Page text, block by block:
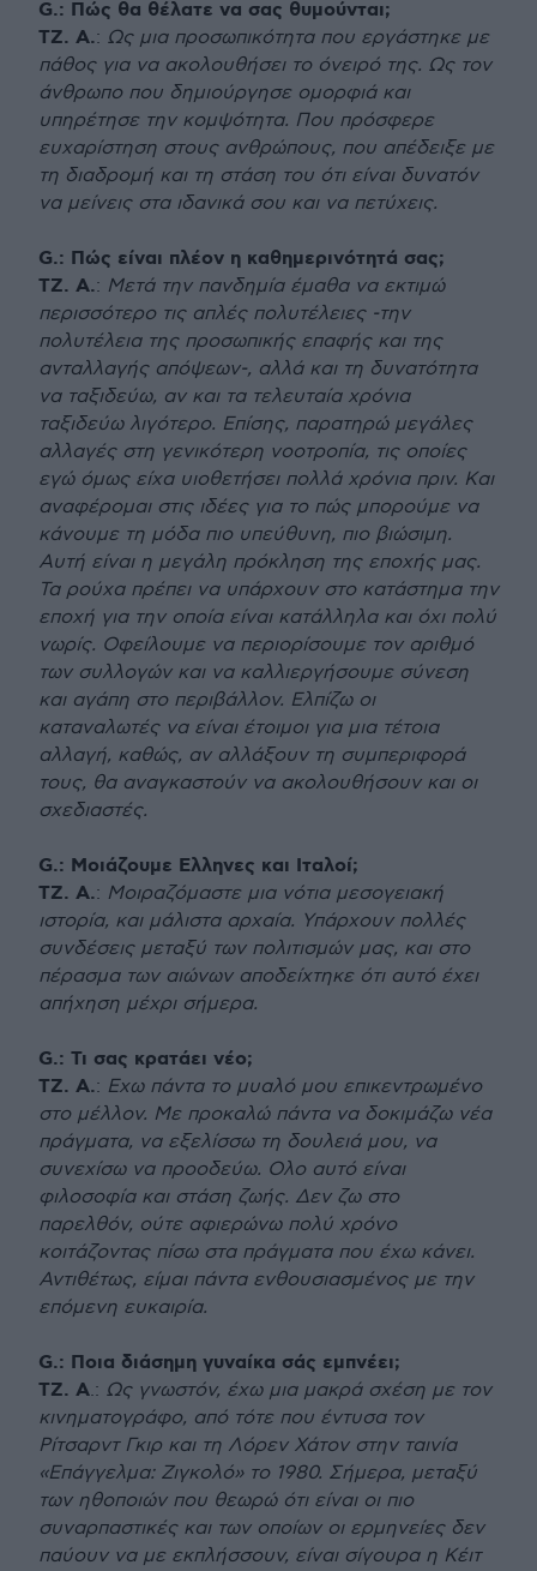
G.: Πώς θα θέλατε να σας θυμούνται;
ΤΖ. Α.: Ως μια προσωπικότητα που εργάστηκε με
πάθος για να ακολουθήσει το όνειρό της. Ως τον
άνθρωπο που δημιούργησε ομορφιά και
υπηρέτησε την κομψότητα. Που πρόσφερε
ευχαρίστηση στους ανθρώπους, που απέδειξε με
τη διαδρομή και τη στάση του ότι είναι δυνατόν
να μείνεις στα ιδανικά σου και να πετύχεις.
G.: Πώς είναι πλέον η καθημερινότητά σας;
ΤΖ. Α.: Μετά την πανδημία έμαθα να εκτιμώ
περισσότερο τις απλές πολυτέλειες -την
πολυτέλεια της προσωπικής επαφής και της
ανταλλαγής απόψεων-, αλλά και τη δυνατότητα
να ταξιδεύω, αν και τα τελευταία χρόνια
ταξιδεύω λιγότερο. Επίσης, παρατηρώ μεγάλες
αλλαγές στη γενικότερη νοοτροπία, τις οποίες
εγώ όμως είχα υιοθετήσει πολλά χρόνια πριν. Και
αναφέρομαι στις ιδέες για το πώς μπορούμε να
κάνουμε τη μόδα πιο υπεύθυνη, πιο βιώσιμη.
Αυτή είναι η μεγάλη πρόκληση της εποχής μας.
Τα ρούχα πρέπει να υπάρχουν στο κατάστημα την
εποχή για την οποία είναι κατάλληλα και όχι πολύ
νωρίς. Οφείλουμε να περιορίσουμε τον αριθμό
των συλλογών και να καλλιεργήσουμε σύνεση
και αγάπη στο περιβάλλον. Ελπίζω οι
καταναλωτές να είναι έτοιμοι για μια τέτοια
αλλαγή, καθώς, αν αλλάξουν τη συμπεριφορά
τους, θα αναγκαστούν να ακολουθήσουν και οι
σχεδιαστές.
G.: Μοιάζουμε Ελληνες και Ιταλοί;
ΤΖ. Α.: Μοιραζόμαστε μια νότια μεσογειακή
ιστορία, και μάλιστα αρχαία. Υπάρχουν πολλές
συνδέσεις μεταξύ των πολιτισμών μας, και στο
πέρασμα των αιώνων αποδείχτηκε ότι αυτό έχει
απήχηση μέχρι σήμερα.
G.: Τι σας κρατάει νέo;
ΤΖ. Α.: Εχω πάντα το μυαλό μου επικεντρωμένο
στο μέλλον. Με προκαλώ πάντα να δοκιμάζω νέα
πράγματα, να εξελίσσω τη δουλειά μου, να
συνεχίσω να προοδεύω. Ολο αυτό είναι
φιλοσοφία και στάση ζωής. Δεν ζω στο
παρελθόν, ούτε αφιερώνω πολύ χρόνο
κοιτάζοντας πίσω στα πράγματα που έχω κάνει.
Αντιθέτως, είμαι πάντα ενθουσιασμένος με την
επόμενη ευκαιρία.
G.: Ποια διάσημη γυναίκα σάς εμπνέει;
ΤΖ. Α.: Ως γνωστόν, έχω μια μακρά σχέση με τον
κινηματογράφο, από τότε που έντυσα τον
Ρίτσαρντ Γκιρ και τη Λόρεν Χάτον στην ταινία
«Επάγγελμα: Ζιγκολό» το 1980. Σήμερα, μεταξύ
των ηθοποιών που θεωρώ ότι είναι οι πιο
συναρπαστικές και των οποίων οι ερμηνείες δεν
παύουν να με εκπλήσσουν, είναι σίγουρα η Κέιτ